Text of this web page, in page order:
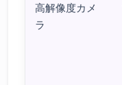
高解像度カメ
ラ